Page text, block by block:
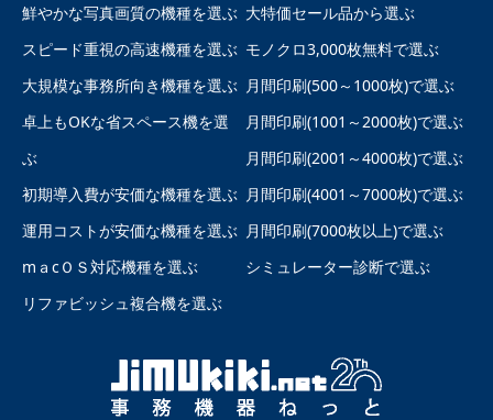
鮮やかな写真画質の機種を選ぶ
スピード重視の高速機種を選ぶ
大規模な事務所向き機種を選ぶ
卓上もOKな省スペース機を選
ぶ
初期導入費が安価な機種を選ぶ
運用コストが安価な機種を選ぶ
mａcＯＳ対応機種を選ぶ
リファビッシュ複合機を選ぶ
大特価セール品から選ぶ
モノクロ3,000枚無料で選ぶ
月間印刷(500～1000枚)で選ぶ
月間印刷(1001～2000枚)で選ぶ
月間印刷(2001～4000枚)で選ぶ
月間印刷(4001～7000枚)で選ぶ
月間印刷(7000枚以上)で選ぶ
シミュレーター診断で選ぶ